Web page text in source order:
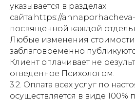
указывается в разделах
сайта:https://
посвященной каждой
Любые изменения стоимости
заблаговременно
Клиент оплачивает не
отведенное Психологом.
3.2. Оплата всех услуг по
осуществляется в виде 100%